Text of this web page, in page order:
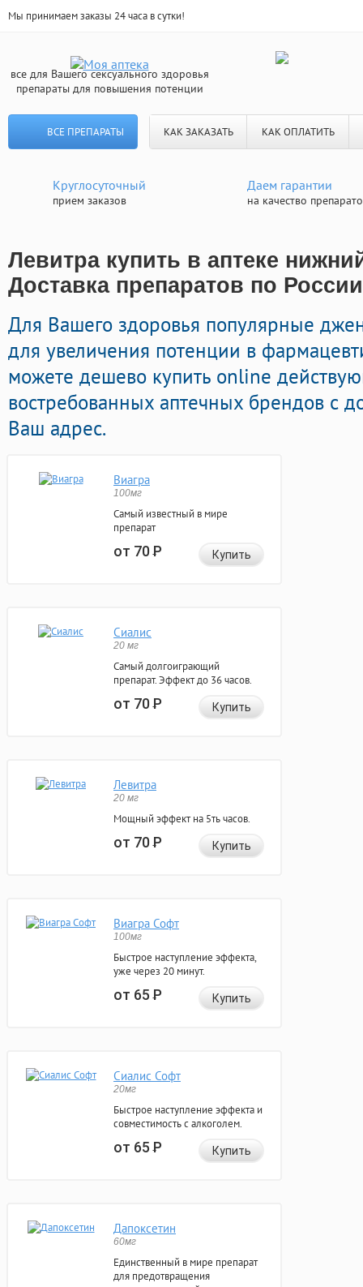
Мы принимаем заказы 24 часа в сутки!
все для Вашего сексуального здоровья
препараты для повышения потенции
ВСЕ ПРЕПАРАТЫ КАК ЗАКАЗАТЬ КАК ОПЛАТИТЬ
Круглосуточный
прием заказов
Даем гарантии
на качество
Левитра купить в аптеке
Доставка препаратов по России
Для Вашего здоровья популярные
для увеличения потенции в
можете дешево купить online
востребованных аптечных брендов с
Ваш адрес.
Виагра
100мг
Самый известный в мире
препарат
от 70Р Купить
Сиалис
20 мг
Самый долгоиграющий
препарат. Эффект до 36 часов.
от 70Р Купить
Левитра
20 мг
Мощный эффект на 5ть часов.
от 70Р Купить
Виагра Софт
100мг
Быстрое наступление эффекта,
уже через 20 минут.
от 65Р Купить
Сиалис Софт
20мг
Быстрое наступление эффекта и
совместимость с алкоголем.
от 65Р Купить
Дапоксетин
60мг
Единственный в мире препарат
для предотвращения